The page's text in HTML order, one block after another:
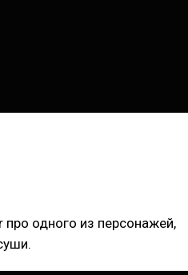
одного из персонажей,